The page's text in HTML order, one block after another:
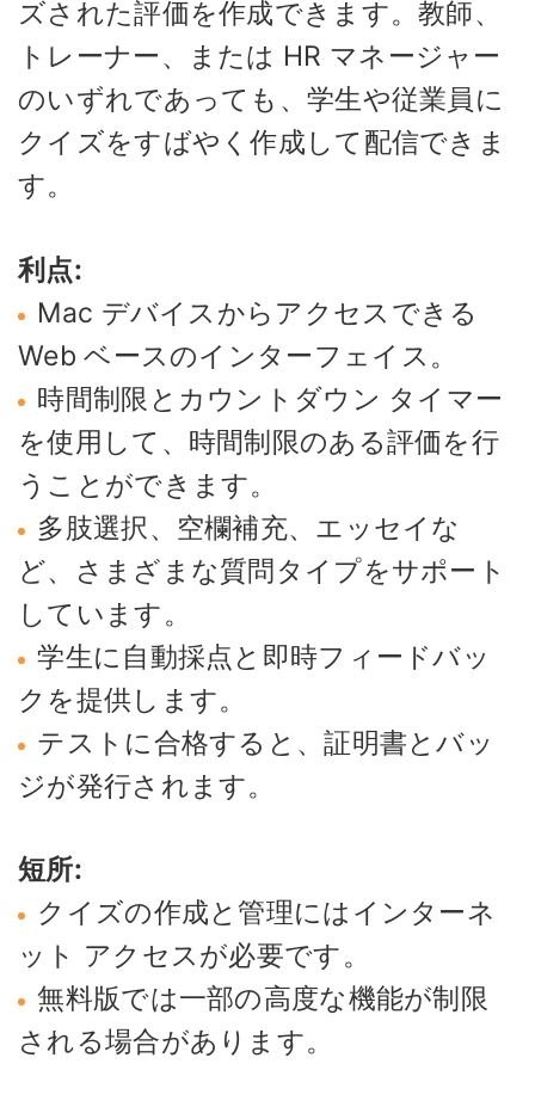
ズされた評価を作成できます。教師、
トレーナー、または HR マネージャー
のいずれであっても、学生や従業員に
クイズをすばやく作成して配信できま
す。
利点:
Mac デバイスからアクセスできる
Web ベースのインターフェイス。
時間制限とカウントダウン タイマー
を使用して、時間制限のある評価を行
うことができます。
多肢選択、空欄補充、エッセイな
ど、さまざまな質問タイプをサポート
しています。
学生に自動採点と即時フィードバッ
クを提供します。
テストに合格すると、証明書とバッ
ジが発行されます。
短所:
クイズの作成と管理にはインターネ
ット アクセスが必要です。
無料版では一部の高度な機能が制限
される場合があります。